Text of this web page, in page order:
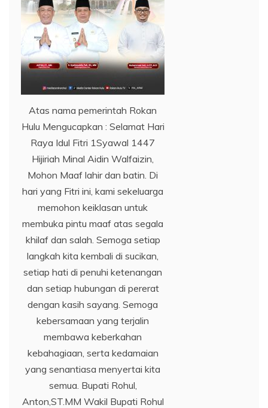
Atas nama pemerintah Rokan
Hulu Mengucapkan : Selamat Hari
Raya Idul Fitri 1Syawal 1447
Hijiriah Minal Aidin Walfaizin,
Mohon Maaf lahir dan batin. Di
hari yang Fitri ini, kami sekeluarga
memohon keiklasan untuk
membuka pintu maaf atas segala
khilaf dan salah. Semoga setiap
langkah kita kembali di sucikan,
setiap hati di penuhi ketenangan
dan setiap hubungan di pererat
dengan kasih sayang. Semoga
kebersamaan yang terjalin
membawa keberkahan
kebahagiaan, serta kedamaian
yang senantiasa menyertai kita
semua. Bupati Rohul,
Anton,ST.MM Wakil Bupati Rohul